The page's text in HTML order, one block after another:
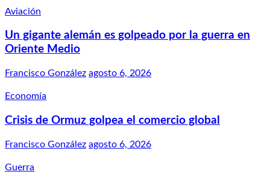
Aviación
Un gigante alemán es golpeado por la guerra en
Oriente Medio
Francisco González agosto 6, 2026
Economía
Crisis de Ormuz golpea el comercio global
Francisco González agosto 6, 2026
Guerra